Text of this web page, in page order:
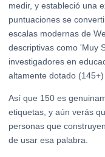
medir, y estableció una
puntuaciones se
escalas modernas de
descriptivas como 'Muy
investigadores en
altamente dotado
Así que 150 es
etiquetas, y aún verás
personas que
de usar esa palabra.